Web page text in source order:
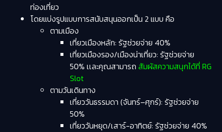
ท่องเที่ยว
โดยแบ่งรูปแบบการสนับสนุนออกเป็น 2 แบบ คือ
ตามเมือง
เที่ยวเมืองหลัก: รัฐช่วยจ่าย 40%
เที่ยวเมืองรอง/เมืองน่าเที่ยว: รัฐช่วยจ่าย
50% เเละคุณสามารถ สัมผัสความสนุกได้ที่ RG
Slot
ตามวันเดินทาง
เที่ยววันธรรมดา (จันทร์–ศุกร์): รัฐช่วยจ่าย
50%
เที่ยววันหยุด/เสาร์-อาทิตย์: รัฐช่วยจ่าย 40%